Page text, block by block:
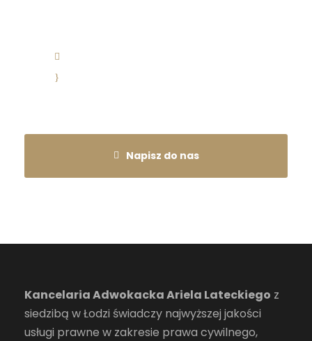
Napisz do nas
Kancelaria Adwokacka Ariela Lateckiego z
siedzibą w Łodzi świadczy najwyższej jakości
usługi prawne w zakresie prawa cywilnego,